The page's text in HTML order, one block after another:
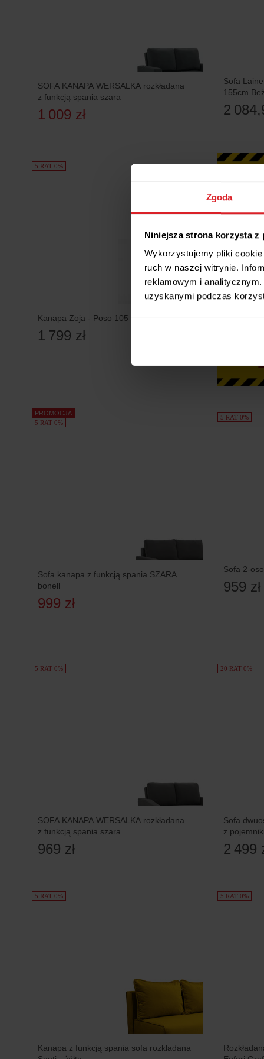
Zgoda
Niniejsza strona korzysta z
Wykorzystujemy pliki
ruch w naszej witrynie.
reklamowym i
uzyskanymi podczas
SOFA KANAPA WERSALKA rozkładana
z funkcją spania szara
1 009 zł
Sofa
155cm
2
5 RAT 0%
Kanapa Zoja - Poso 105
1 799 zł
PROMOCJA
5 RAT 0%
Sofa kanapa z funkcją spania SZARA
bonell
999 zł
5 RAT 0%
Sofa 2-
959 zł
5 RAT 0%
SOFA KANAPA WERSALKA rozkładana
z funkcją spania szara
969 zł
20 RAT 0%
Sofa
z
2 499
5 RAT 0%
Kanapa z funkcją spania sofa rozkładana
5 RAT 0%